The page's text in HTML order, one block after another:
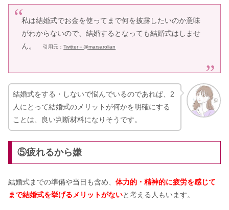
私は結婚式でお金を使ってまで何を披露したいのか意味
がわからないので、結婚するとなっても結婚式はしませ
ん。
引用元：Twitter－@marsarolian
結婚式をする・しないで悩んでいるのであれば、2
人にとって結婚式のメリットが何かを明確にする
ことは、良い判断材料になりそうです。
⑤疲れるから嫌
結婚式までの準備や当日も含め、 体力的・精神的に疲労を感じて
まで結婚式を挙げるメリットがないと考える人もいます。